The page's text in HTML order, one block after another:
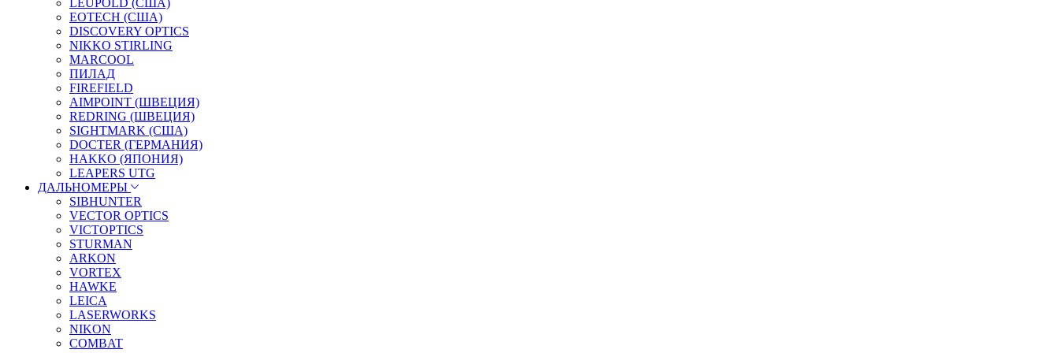
LEUPOLD (США)
EOTECH (США)
DISCOVERY OPTICS
NIKKO STIRLING
MARCOOL
ПИЛАД
FIREFIELD
AIMPOINT (ШВЕЦИЯ)
REDRING (ШВЕЦИЯ)
SIGHTMARK (США)
DOCTER (ГЕРМАНИЯ)
HAKKO (ЯПОНИЯ)
LEAPERS UTG
ДАЛЬНОМЕРЫ
SIBHUNTER
VECTOR OPTICS
VICTOPTICS
STURMAN
ARKON
VORTEX
HAWKE
LEICA
LASERWORKS
NIKON
COMBAT